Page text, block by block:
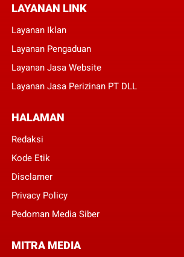
LAYANAN LINK
Layanan Iklan
Layanan Pengaduan
Layanan Jasa Website
Layanan Jasa Perizinan PT DLL
HALAMAN
Redaksi
Kode Etik
Disclamer
Privacy Policy
Pedoman Media Siber
MITRA MEDIA